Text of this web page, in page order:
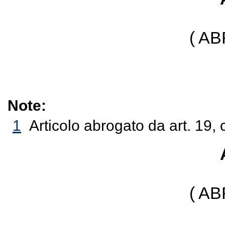
(
Note:
1 Articolo abrogato da art. 19,
(